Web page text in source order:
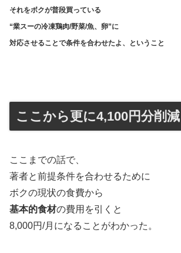
それをボクが普段買っている
“業スーの冷凍鶏肉/野菜/魚、卵”に
対応させることで条件を合わせたよ、ということ
ここから更に4,100円分削
ここまでの話で、
著者と前提条件を合わせるために
ボクの現状の食費から
基本的食材の費用を引くと
8,000円/月になることがわかった。